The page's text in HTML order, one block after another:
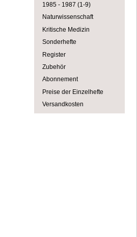
1985 - 1987 (1-9)
Naturwissenschaft
Kritische Medizin
Sonderhefte
Register
Zubehör
Abonnement
Preise der Einzelhefte
Versandkosten